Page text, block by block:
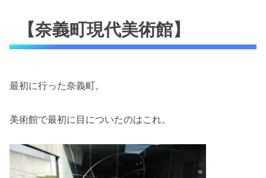
【奈義町現代美術館】
最初に行った奈義町。
美術館で最初に目についたのはこれ。